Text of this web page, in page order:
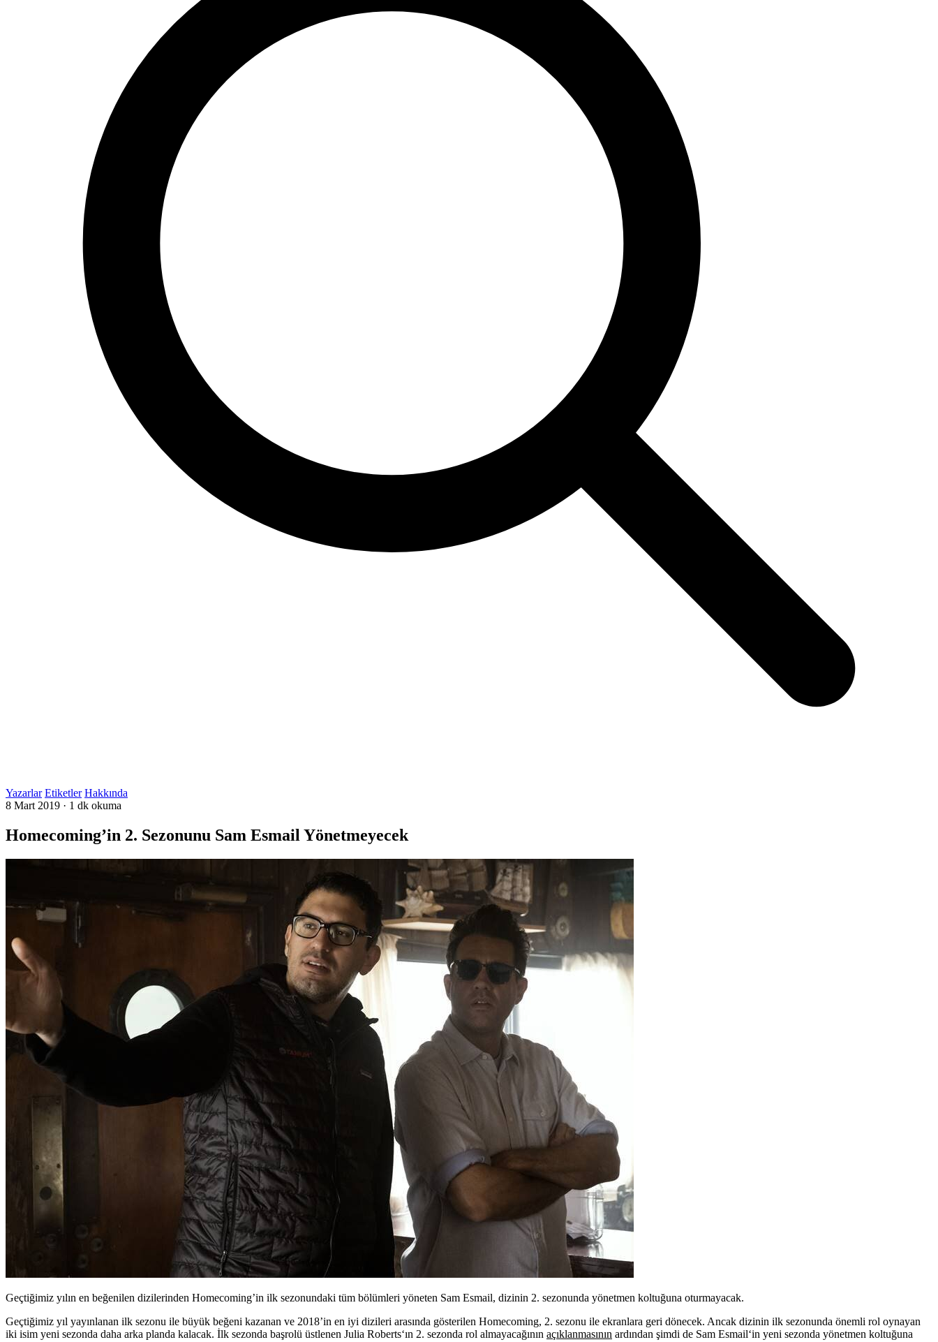
Yazarlar Etiketler Hakkında
8 Mart 2019 · 1 dk okuma
Homecoming’in 2. Sezonunu Sam Esmail Yönetmeyecek
Geçtiğimiz yılın en beğenilen dizilerinden Homecoming’in ilk sezonundaki tüm bölümleri yöneten Sam Esmail, dizinin 2. sezonunda yönetmen koltuğuna oturmayacak.
Geçtiğimiz yıl yayınlanan ilk sezonu ile büyük beğeni kazanan ve 2018’in en iyi dizileri arasında gösterilen Homecoming, 2. sezonu ile ekranlara geri dönecek. Ancak dizinin ilk sezonunda önemli rol oynayan
iki isim yeni sezonda daha arka planda kalacak. İlk sezonda başrolü üstlenen Julia Roberts‘ın 2. sezonda rol almayacağının açıklanmasının ardından şimdi de Sam Esmail‘in yeni sezonda yönetmen koltuğuna